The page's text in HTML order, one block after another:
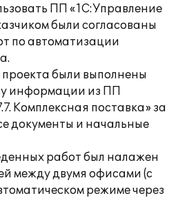
ПП «1С:Управление
были согласованы
по автоматизации
были выполнены
информации из ПП
Комплексная поставка» за
документы и начальные
работ был налажен
между двумя офисами (с
режиме через